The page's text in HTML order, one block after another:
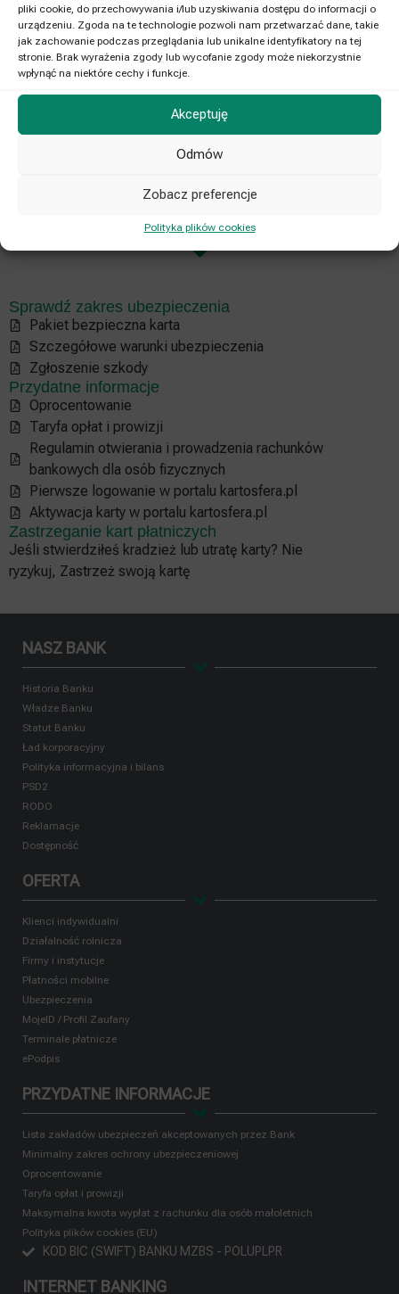
pliki cookie, do przechowywania i/lub uzyskiwania dostępu do informacji o
urządzeniu. Zgoda na te technologie pozwoli nam przetwarzać dane, takie
jak zachowanie podczas przeglądania lub unikalne identyfikatory na tej
stronie. Brak wyrażenia zgody lub wycofanie zgody może niekorzystnie
wpłynąć na niektóre cechy i funkcje.
Akceptuję
Odmów
Zobacz preferencje
Polityka plików cookies
Do Twojej Karty MasterCard Business PayPass automatycznie
dodajemy bezpłatne ubezpieczenie
Pakiet Bezpieczna
które obejmuje :
ubezpieczenie nieuprawnionego użycia karty
ubezpieczenie od rabunku gotówki pobranej przez Ciebie z
ubezpieczenie zakupionego towaru
Sprawdź zakres ubezpieczenia
Pakiet bezpieczna karta
Szczegółowe warunki ubezpieczenia
Zgłoszenie szkody
Przydatne informacje
Oprocentowanie
Taryfa opłat i prowizji
Regulamin otwierania i prowadzenia rachunków
bankowych dla osób fizycznych
Pierwsze logowanie w portalu kartosfera.pl
Aktywacja karty w portalu kartosfera.pl
Zastrzeganie kart płatniczych
Jeśli stwierdziłeś kradzież lub utratę karty? Nie
ryzykuj, Zastrzeż swoją kartę
NASZ BANK
Historia Banku
Władze Banku
Statut Banku
Ład korporacyjny
Polityka informacyjna i bilans
PSD2
RODO
Reklamacje
Dostępność
OFERTA
Klienci indywidualni
Działalność rolnicza
Firmy i instytucje
Płatności mobilne
Ubezpieczenia
MojeID / Profil Zaufany
Terminale płatnicze
ePodpis
PRZYDATNE INFORMACJE
Lista zakładów ubezpieczeń akceptowanych przez Bank
Minimalny zakres ochrony ubezpieczeniowej
Oprocentowanie
Taryfa opłat i prowizji
Maksymalna kwota wypłat z rachunku dla osób małoletnich
Polityka plików cookies (EU)
KOD BIC (SWIFT) BANKU MZBS - POLUPLPR
INTERNET BANKING